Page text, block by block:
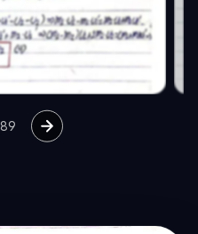
89